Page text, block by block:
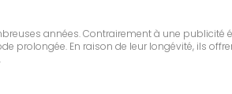
années. Contrairement à une publicité
prolongée. En raison de leur longévité, ils